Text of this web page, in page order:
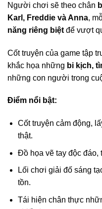
Người chơi sẽ theo chân
Karl, Freddie và Anna,
năng riêng biệt để vượt
Cốt truyện của game tập
khắc họa những bi kịch,
những con người trong
Điểm nổi bật:
Cốt truyện cảm động,
thật.
Đồ họa vẽ tay độc đáo,
Lối chơi giải đố sáng
tồn.
Tái hiện chân thực